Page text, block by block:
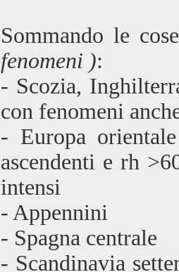
Sommando le
fenomeni ):
- Scozia,
con fenomeni
- Europa
ascendenti e rh
intensi
- Appennini
- Spagna centrale
- Scandinavia